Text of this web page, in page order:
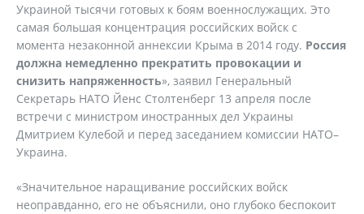
Украиной тысячи готовых к боям военнослужащих. Это
самая большая концентрация российских войск с
момента незаконной аннексии Крыма в 2014 году. Россия
должна немедленно прекратить провокации и
снизить напряженность», заявил Генеральный
Секретарь НАТО Йенс Столтенберг 13 апреля после
встречи с министром иностранных дел Украины
Дмитрием Кулебой и перед заседанием комиссии НАТО–
Украина.
«Значительное наращивание российских войск
неоправданно, его не объяснили, оно глубоко беспокоит